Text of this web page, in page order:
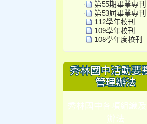
第55期畢業專刊
第53屆畢業專刊
112學年校刊
109學年校刊
108學年度校刊
秀林國中活動要
管理辦法
秀林國中各項組織
辦法